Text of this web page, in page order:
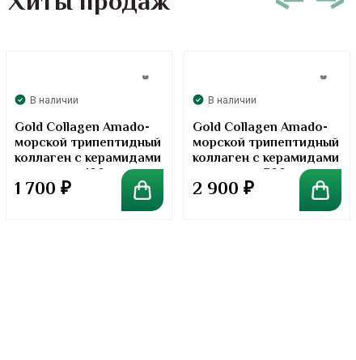
В наличии
Gold Collagen Amado-
морской трипептидный
коллаген с керамидами
в порошке. 100 грамм
1 700 ₽
В наличии
Gold Collagen Amado-
морской трипептидный
коллаген с керамидами
в порошке. 300 грамм
2 900 ₽